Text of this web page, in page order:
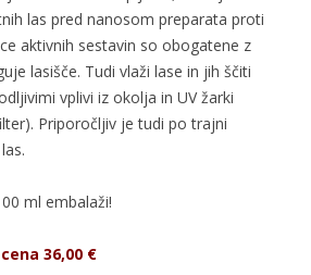
las pred nanosom preparata proti
aktivnih sestavin so obogatene z
lasišče. Tudi vlaži lase in jih ščiti
vplivi iz okolja in UV žarki
Priporočljiv je tudi po trajni
ml embalaži!
36,00 €